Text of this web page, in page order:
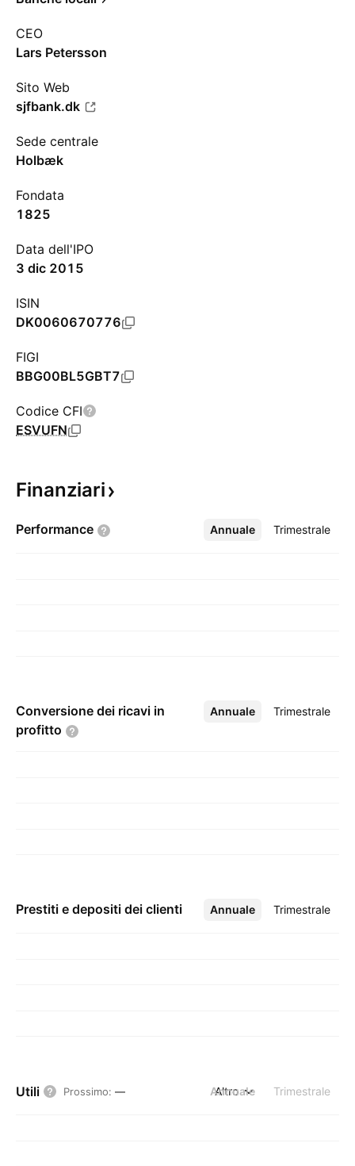
CEO
Lars Petersson
Sito Web
sjfbank.dk
Sede centrale
Holbæk
Fondata
1825
Data dell'IPO
3 dic 2015
ISIN
DK0060670776
FIGI
BBG00BL5GBT7
Codice CFI
ESVUFN
Finanziari
Performance Annuale Trimestrale
Altro
Conversione dei ricavi in
profitto
Annuale Trimestrale
Altro
Prestiti e depositi dei clienti Annuale Trimestrale
Altro
Utili Prossimo: — Annuale Trimestrale
Altro